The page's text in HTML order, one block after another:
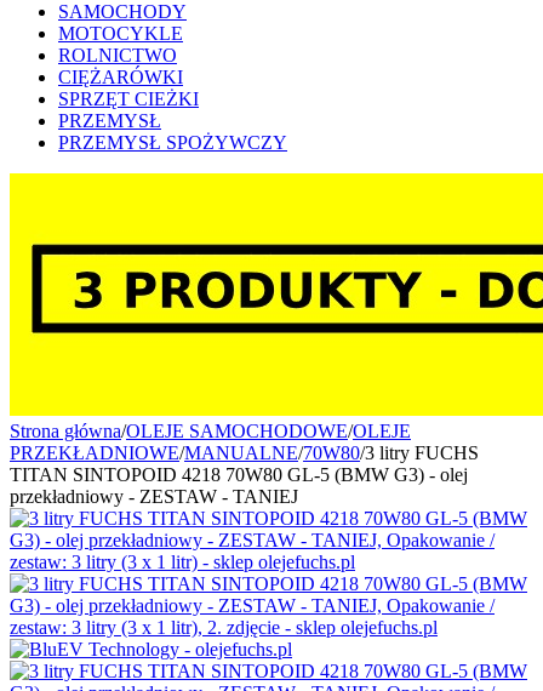
SAMOCHODY
MOTOCYKLE
ROLNICTWO
CIĘŻARÓWKI
SPRZĘT CIEŻKI
PRZEMYSŁ
PRZEMYSŁ SPOŻYWCZY
Strona główna/OLEJE SAMOCHODOWE/OLEJE
PRZEKŁADNIOWE/MANUALNE/70W80/3 litry FUCHS
TITAN SINTOPOID 4218 70W80 GL-5 (BMW G3) - olej
przekładniowy - ZESTAW - TANIEJ